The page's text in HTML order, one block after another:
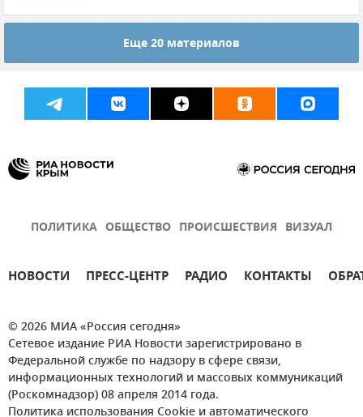
Новости Крыма Засуха
Татьяна Олейник
Еще 20 материалов
ПОЛИТИКА ОБЩЕСТВО ПРОИСШЕСТВИЯ ВИЗУАЛ
НОВОСТИ ПРЕСС-ЦЕНТР РАДИО КОНТАКТЫ
© 2026 МИА «Россия сегодня»
Сетевое издание РИА Новости зарегистрировано в
Федеральной службе по надзору в сфере связи,
информационных технологий и массовых коммуникаций
(Роскомнадзор) 08 апреля 2014 года.
Политика использования Cookie и автоматического